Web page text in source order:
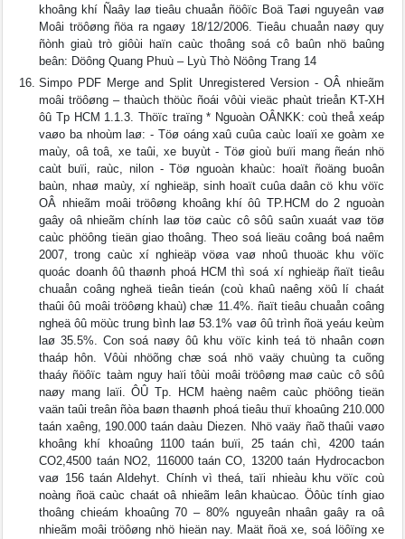
khoâng khí Ñaây laø tieâu chuaån ñöôïc Boä Taøi nguyeân vaø
Moâi tröôøng ñöa ra ngaøy 18/12/2006. Tieâu chuaån naøy quy
ñònh giaù trò giôùi haïn caùc thoâng soá cô baûn nhö baûng
beân: Döông Quang Phuù – Lyù Thò Nöông Trang 14
Simpo PDF Merge and Split Unregistered Version - OÂ nhieãm
moâi tröôøng – thaùch thöùc ñoái vôùi vieäc phaùt trieån KT-XH
ôû Tp HCM 1.1.3. Thöïc traïng * Nguoàn OÂNKK: coù theå xeáp
vaøo ba nhoùm laø: - Töø oáng xaû cuûa caùc loaïi xe goàm xe
maùy, oâ toâ, xe taûi, xe buyùt - Töø gioù buïi mang ñeán nhö
caùt buïi, raùc, nilon - Töø nguoàn khaùc: hoaït ñoäng buoân
baùn, nhaø maùy, xí nghieäp, sinh hoaït cuûa daân cö khu vöïc
OÂ nhieãm moâi tröôøng khoâng khí ôû TP.HCM do 2 nguoàn
gaây oâ nhieãm chính laø töø caùc cô sôû saûn xuaát vaø töø
caùc phöông tieän giao thoâng. Theo soá lieäu coâng boá naêm
2007, trong caùc xí nghieäp vöøa vaø nhoû thuoäc khu vöïc
quoác doanh ôû thaønh phoá HCM thì soá xí nghieäp ñaït tieâu
chuaån coâng ngheä tieân tieán (coù khaû naêng xöû lí chaát
thaûi ôû moâi tröôøng khaù) chæ 11.4%. ñaït tieâu chuaån coâng
ngheä ôû möùc trung bình laø 53.1% vaø ôû trình ñoä yeáu keùm
laø 35.5%. Con soá naøy ôû khu vöïc kinh teá tö nhaân coøn
thaáp hôn. Vôùi nhöõng chæ soá nhö vaäy chuùng ta cuõng
thaáy ñöôïc taàm nguy haïi tôùi moâi tröôøng maø caùc cô sôû
naøy mang laïi. ÔÛ Tp. HCM haèng naêm caùc phöông tieän
vaän taûi treân ñòa baøn thaønh phoá tieâu thuï khoaûng 210.000
taán xaêng, 190.000 taán daàu Diezen. Nhö vaäy ñaõ thaûi vaøo
khoâng khí khoaûng 1100 taán buïi, 25 taán chì, 4200 taán
CO2,4500 taán NO2, 116000 taán CO, 13200 taán Hydrocacbon
vaø 156 taán Aldehyt. Chính vì theá, taïi nhieàu khu vöïc coù
noàng ñoä caùc chaát oâ nhieãm leân khaùcao. Öôùc tính giao
thoâng chieám khoaûng 70 – 80% nguyeân nhaân gaây ra oâ
nhieãm moâi tröôøng nhö hieän nay. Maät ñoä xe, soá löôïng xe